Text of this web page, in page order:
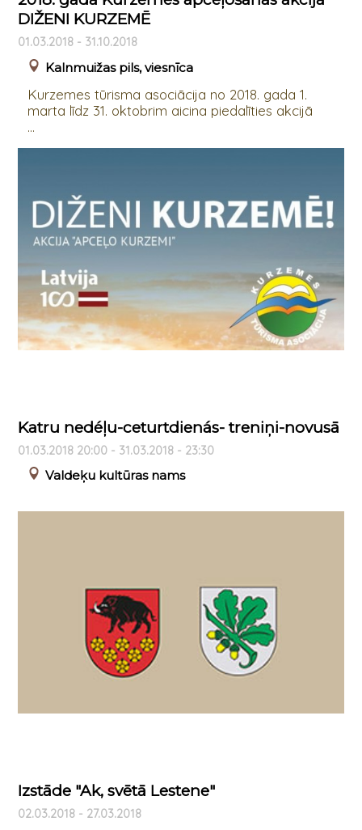
DIŽENI KURZEMĒ
01.03.2018 - 31.10.2018
Kalnmuižas pils, viesnīca
Kurzemes tūrisma asociācija no 2018. gada 1.
marta līdz 31. oktobrim aicina piedalīties akcijā
...
Katru nedéļu-ceturtdienás- treniņi-novusā
01.03.2018 20:00 - 31.03.2018 - 23:30
Valdeķu kultūras nams
Izstāde "Ak, svētā Lestene"
02.03.2018 - 27.03.2018